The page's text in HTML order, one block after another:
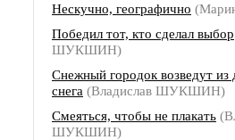
Нескучно, географично
Победил тот, кто сделал выбор
ШУКШИН)
Снежный городок возведут из
снега (Владислав ШУКШИН)
Смеяться, чтобы не плакать
ШУКШИН)